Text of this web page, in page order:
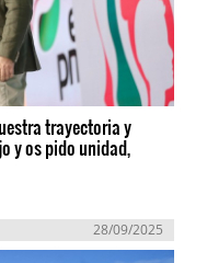
trayectoria y
y os pido unidad,
28/09/2025